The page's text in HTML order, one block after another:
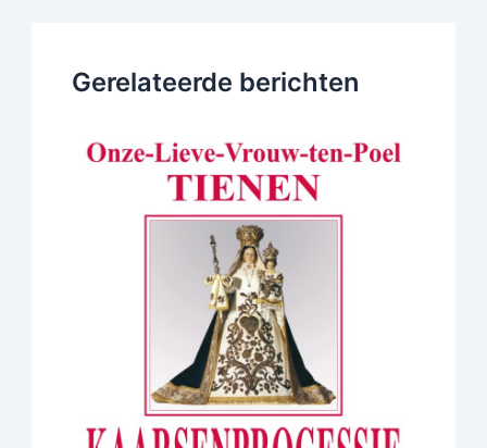
Gerelateerde berichten